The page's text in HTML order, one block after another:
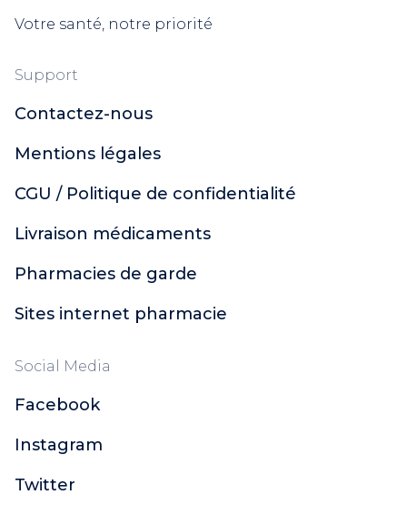
Votre santé, notre priorité
Support
Contactez-nous
Mentions légales
CGU / Politique de confidentialité
Livraison médicaments
Pharmacies de garde
Sites internet pharmacie
Social Media
Facebook
Instagram
Twitter